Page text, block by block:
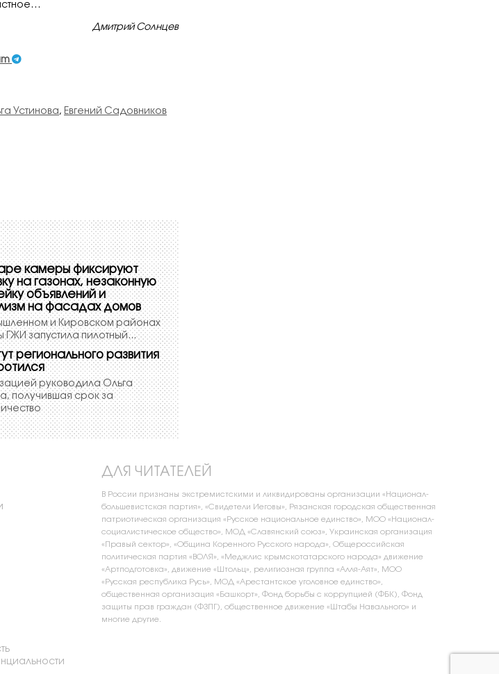
Дмитрий Солнцев
Устинова , Евгений Садовников
камеры фиксируют
на газонах, незаконную
объявлений и
на фасадах домов
и Кировском районах
запустила пилотный...
регионального развития
руководила Ольга
получившая срок за
ДЛЯ ЧИТАТЕЛЕЙ
В России признаны экстремистскими и ликвидированы организации «Национал-
большевистская партия», «Свидетели Иеговы», Рязанская городская общественная
патриотическая организация «Русское национальное единство», МОО «Национал-
социалистическое общество», МОД «Славянский союз», Украинская организация
«Правый сектор», «Община Коренного Русского народа», Общероссийская
политическая партия «ВОЛЯ», «Меджлис крымскотатарского народа» движение
«Артподготовка», движение «Штольц», религиозная группа «Алля-Аят», МОО
«Русская республика Русь», МОД «Арестантское уголовное единство»,
общественная организация «Башкорт», Фонд борьбы с коррупцией (ФБК), Фонд
защиты прав граждан (ФЗПГ), общественное движение «Штабы Навального» и
многие другие.